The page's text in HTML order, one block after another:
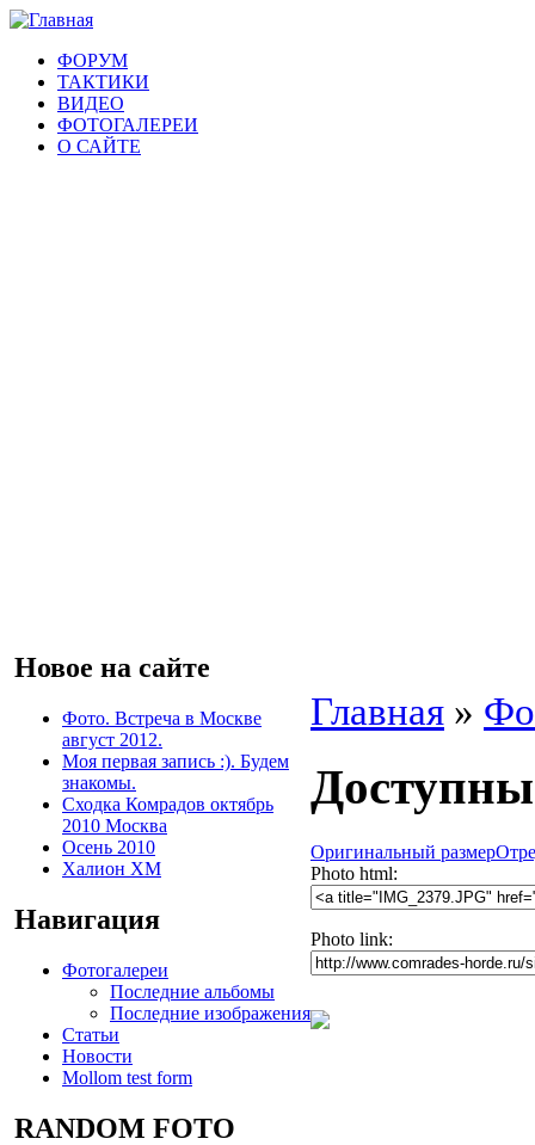
ФОРУМ
ТАКТИКИ
ВИДЕО
ФОТОГАЛЕРЕИ
О САЙТЕ
Новое на сайте
Фото. Встреча в Москве
август 2012.
Моя первая запись :). Будем
знакомы.
Сходка Комрадов октябрь
2010 Москва
Осень 2010
Халион ХМ
Навигация
Фотогалереи
Последние альбомы
Последние изображения
Статьи
Новости
Mollom test form
RANDOM FOTO
Главная »
Оригинальный размер
Photo html:
Photo link: